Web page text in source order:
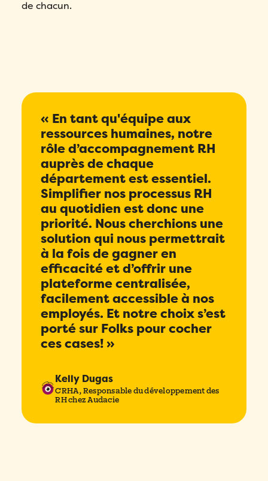
de chacun.
« En tant qu'équipe aux
ressources humaines, notre
rôle d’accompagnement RH
auprès de chaque
département est essentiel.
Simplifier nos processus RH
au quotidien est donc une
priorité. Nous cherchions une
solution qui nous permettrait
à la fois de gagner en
efficacité et d’offrir une
plateforme centralisée,
facilement accessible à nos
employés. Et notre choix s’est
porté sur Folks pour cocher
ces cases! »
Kelly Dugas
CRHA, Responsable du développement des
RH chez Audacie